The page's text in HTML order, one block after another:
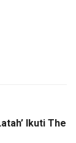
Ikuti The